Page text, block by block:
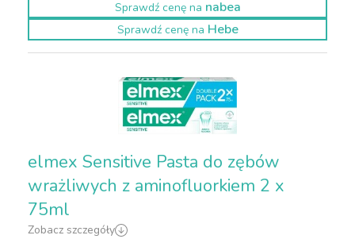
Sprawdź cenę na nabea
Sprawdź cenę na Hebe
elmex Sensitive Pasta do zębów
wrażliwych z aminofluorkiem 2 x
75ml
Zobacz szczegóły